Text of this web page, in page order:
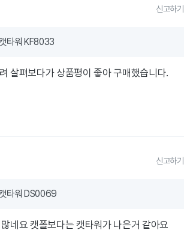
신고하기
타워 KF8033
살펴보다가 상품평이 좋아 구매했습니다.
신고하기
타워 DS0069
네요 캣폴보다는 캣타워가 나은거 같아요